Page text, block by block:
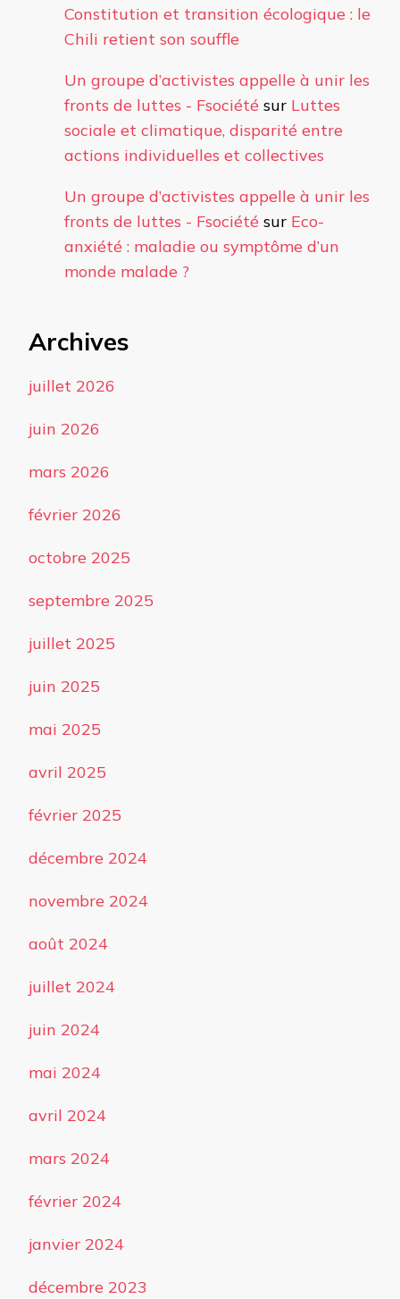
Constitution et transition écologique : le
Chili retient son souffle
Un groupe d’activistes appelle à unir les
fronts de luttes - Fsociété sur Luttes
sociale et climatique, disparité entre
actions individuelles et collectives
Un groupe d’activistes appelle à unir les
fronts de luttes - Fsociété sur Eco-
anxiété : maladie ou symptôme d’un
monde malade ?
Archives
juillet 2026
juin 2026
mars 2026
février 2026
octobre 2025
septembre 2025
juillet 2025
juin 2025
mai 2025
avril 2025
février 2025
décembre 2024
novembre 2024
août 2024
juillet 2024
juin 2024
mai 2024
avril 2024
mars 2024
février 2024
janvier 2024
décembre 2023